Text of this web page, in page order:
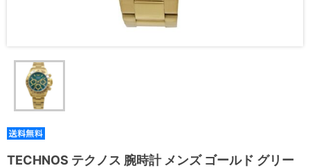
TECHNOS テクノス 腕時計 メンズ ゴールド グリー